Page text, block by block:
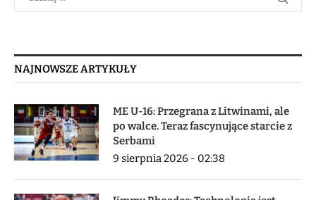
NAJNOWSZE ARTYKUŁY
ME U-16: Przegrana z Litwinami, ale
po walce. Teraz fascynujące starcie z
Serbami
9 sierpnia 2026 - 02:38